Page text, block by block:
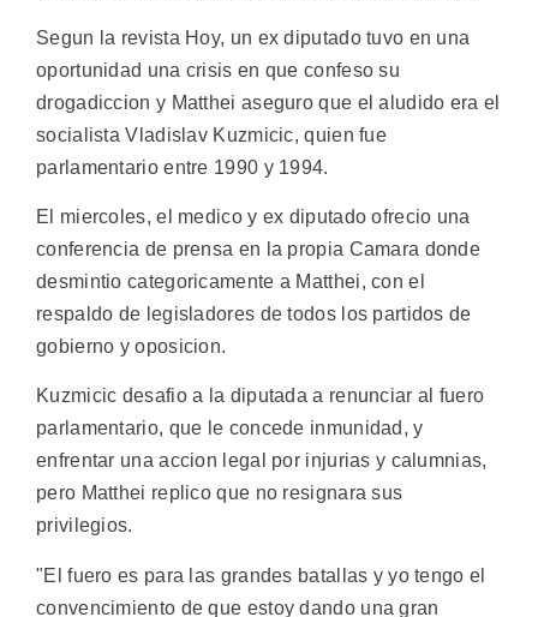
Segun la revista Hoy, un ex diputado tuvo en una
oportunidad una crisis en que confeso su
drogadiccion y Matthei aseguro que el aludido era el
socialista Vladislav Kuzmicic, quien fue
parlamentario entre 1990 y 1994.
El miercoles, el medico y ex diputado ofrecio una
conferencia de prensa en la propia Camara donde
desmintio categoricamente a Matthei, con el
respaldo de legisladores de todos los partidos de
gobierno y oposicion.
Kuzmicic desafio a la diputada a renunciar al fuero
parlamentario, que le concede inmunidad, y
enfrentar una accion legal por injurias y calumnias,
pero Matthei replico que no resignara sus
privilegios.
"El fuero es para las grandes batallas y yo tengo el
convencimiento de que estoy dando una gran